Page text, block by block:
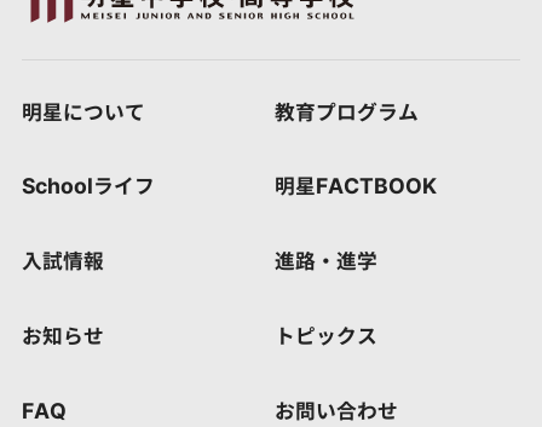
明星について 教育プログラム
Schoolライフ 明星FACTBOOK
入試情報 進路・進学
お知らせ トピックス
FAQ お問い合わせ